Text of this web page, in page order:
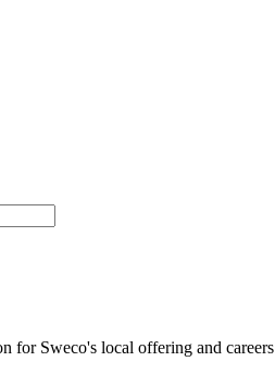
for Sweco's local offering and careers